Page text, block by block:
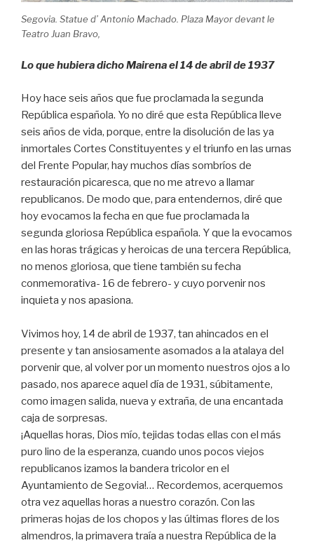
Segovia. Statue d’ Antonio Machado. Plaza Mayor devant le
Teatro Juan Bravo,
Lo que hubiera dicho Mairena el 14 de abril de 1937
Hoy hace seis años que fue proclamada la segunda
República española. Yo no diré que esta República lleve
seis años de vida, porque, entre la disolución de las ya
inmortales Cortes Constituyentes y el triunfo en las urnas
del Frente Popular, hay muchos días sombríos de
restauración picaresca, que no me atrevo a llamar
republicanos. De modo que, para entendernos, diré que
hoy evocamos la fecha en que fue proclamada la
segunda gloriosa República española. Y que la evocamos
en las horas trágicas y heroicas de una tercera República,
no menos gloriosa, que tiene también su fecha
conmemorativa- 16 de febrero- y cuyo porvenir nos
inquieta y nos apasiona.
Vivimos hoy, 14 de abril de 1937, tan ahincados en el
presente y tan ansiosamente asomados a la atalaya del
porvenir que, al volver por un momento nuestros ojos a lo
pasado, nos aparece aquel día de 1931, súbitamente,
como imagen salida, nueva y extraña, de una encantada
caja de sorpresas.
¡Aquellas horas, Dios mío, tejidas todas ellas con el más
puro lino de la esperanza, cuando unos pocos viejos
republicanos izamos la bandera tricolor en el
Ayuntamiento de Segovia!… Recordemos, acerquemos
otra vez aquellas horas a nuestro corazón. Con las
primeras hojas de los chopos y las últimas flores de los
almendros, la primavera traía a nuestra República de la